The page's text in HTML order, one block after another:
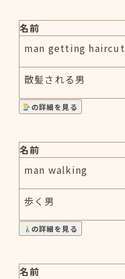
名前
man getting haircut
散髪される男
の詳細を見る
名前
man walking
歩く男
の詳細を見る
名前